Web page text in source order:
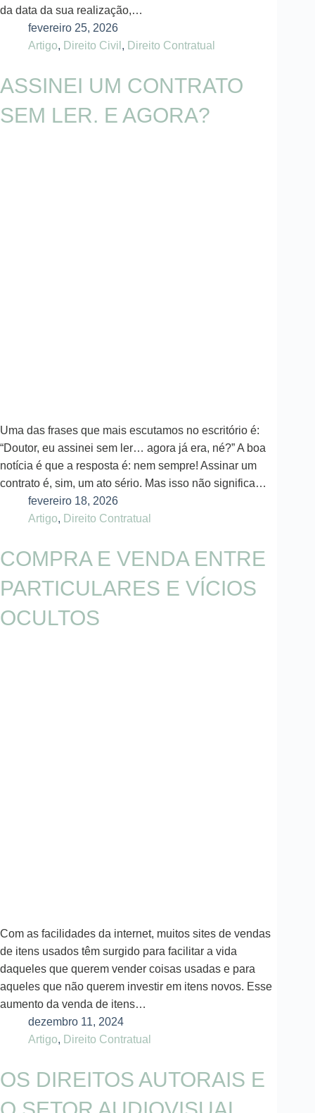
da data da sua realização,…
fevereiro 25, 2026
Artigo, Direito Civil , Direito Contratual
ASSINEI UM CONTRATO
SEM LER. E AGORA?
Uma das frases que mais escutamos no escritório é:
“Doutor, eu assinei sem ler… agora já era, né?” A boa
notícia é que a resposta é: nem sempre! Assinar um
contrato é, sim, um ato sério. Mas isso não significa…
fevereiro 18, 2026
Artigo, Direito Contratual
COMPRA E VENDA ENTRE
PARTICULARES E VÍCIOS
OCULTOS
Com as facilidades da internet, muitos sites de vendas
de itens usados têm surgido para facilitar a vida
daqueles que querem vender coisas usadas e para
aqueles que não querem investir em itens novos. Esse
aumento da venda de itens…
dezembro 11, 2024
Artigo, Direito Contratual
OS DIREITOS AUTORAIS E